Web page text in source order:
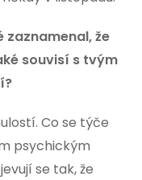
zaznamenal, že
souvisí s tvým
Co se týče
psychickým
se tak, že